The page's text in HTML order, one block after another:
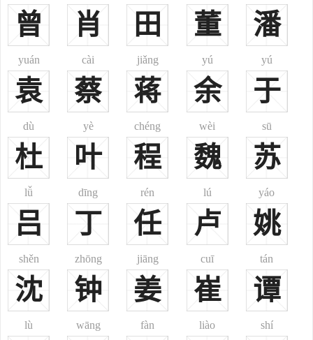
寿本姓刘，为赵德钧养子，冒姓赵氏。”
6、又，其《总论·赐姓》又载：“赵氏，宋国姓(故当赐姓别氏)：
西夏李继棒赐姓名赵保忠、李继迁赐姓名赵保吉；神宗时州团练使穆
辰，赐姓名赵思忠；河湟羌隆赞出降，赐姓名赵怀德；西番巴沁凡卜
内附，赐姓赵氏；赵良嗣本燕人马植，易姓李，微宗赐姓赵氏；宇文
虚中谋劫二帝归宋，不克而死，开禧中赐其后姓赵氏。”则此或出自古
羌族之党项人；或出自古之河湟羌；或出自古土蕃族；或出自古鲜卑
族；或为马姓所改；或为穆姓所改，或为李姓所改，或为宇文氏所
改。
7、《续通志·氏族略》又称：“元协楚尔，永古特氏，幼鞠于外祖
兆斋家，人言伪为赵家。因姓赵氏；又，赵良弼，女真人，本姓兆斋
氏，伪‘兆’为‘赵’，遂以赵为氏。”又，“明赐元人巴图姓名赵忠美。”
8、今佤族之赵姓，由佤姓“赛琐”所改。
9、今景颇族之赵姓，由“准瓦”氏所改；
10、今阿昌族之赵氏，则出自“喇父”氏。
11、今锡伯族之赵氏，由觉罗氏所改，速读“觉罗”二字取近似之
曾 肖 田 董 潘
yuán
袁
cài
蔡
jiǎng
蒋
yú
余
yú
于
dù
杜
yè
叶
chéng
程
wèi
魏
sū
苏
lǚ
吕
dīng
丁
rén
任
lú
卢
yáo
姚
shěn
沈
zhōng
钟
jiāng
姜
cuī
崔
tán
谭
lù wāng fàn liào shí